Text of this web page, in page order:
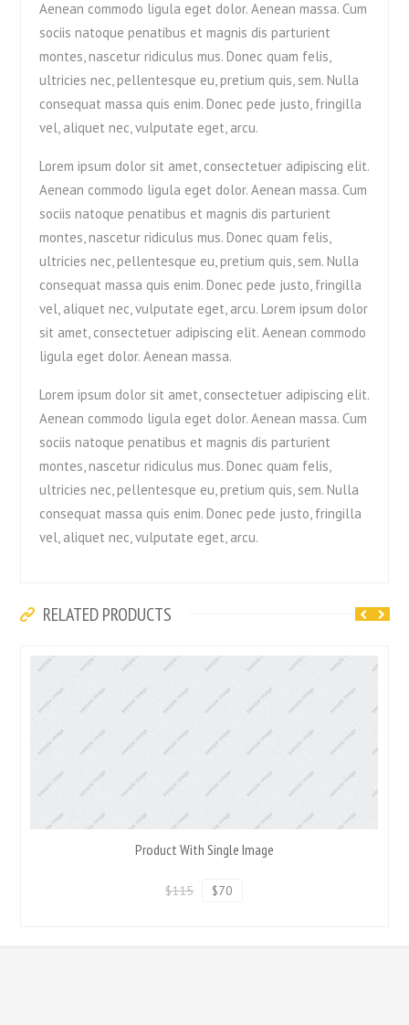
Aenean commodo ligula eget dolor. Aenean massa. Cum
sociis natoque penatibus et magnis dis parturient
montes, nascetur ridiculus mus. Donec quam felis,
ultricies nec, pellentesque eu, pretium quis, sem. Nulla
consequat massa quis enim. Donec pede justo, fringilla
vel, aliquet nec, vulputate eget, arcu.
Lorem ipsum dolor sit amet, consectetuer adipiscing elit.
Aenean commodo ligula eget dolor. Aenean massa. Cum
sociis natoque penatibus et magnis dis parturient
montes, nascetur ridiculus mus. Donec quam felis,
ultricies nec, pellentesque eu, pretium quis, sem. Nulla
consequat massa quis enim. Donec pede justo, fringilla
vel, aliquet nec, vulputate eget, arcu. Lorem ipsum dolor
sit amet, consectetuer adipiscing elit. Aenean commodo
ligula eget dolor. Aenean massa.
Lorem ipsum dolor sit amet, consectetuer adipiscing elit.
Aenean commodo ligula eget dolor. Aenean massa. Cum
sociis natoque penatibus et magnis dis parturient
montes, nascetur ridiculus mus. Donec quam felis,
ultricies nec, pellentesque eu, pretium quis, sem. Nulla
consequat massa quis enim. Donec pede justo, fringilla
vel, aliquet nec, vulputate eget, arcu.
RELATED PRODUCTS
Product With Single Image
$115 $70